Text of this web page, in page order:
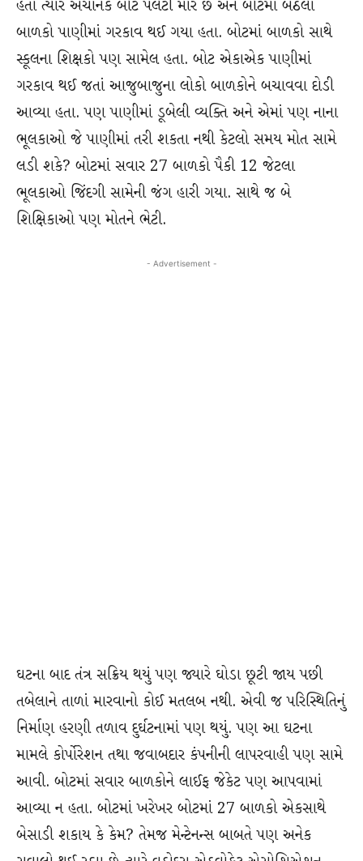
હતા ત્યારે અચાનક બોટ પલટી મારે છે અને બોટમાં બેઠેલા
બાળકો પાણીમાં ગરકાવ થઈ ગયા હતા. બોટમાં બાળકો સાથે
સ્કૂલના શિક્ષકો પણ સામેલ હતા. બોટ એકાએક પાણીમાં
ગરકાવ થઈ જતાં આજુબાજુના લોકો બાળકોને બચાવવા દોડી
આવ્યા હતા. પણ પાણીમાં ડૂબેલી વ્યક્તિ અને એમાં પણ નાના
ભૂલકાઓ જે પાણીમાં તરી શકતા નથી કેટલો સમય મોત સામે
લડી શકે? બોટમાં સવાર 27 બાળકો પૈકી 12 જેટલા
ભૂલકાઓ જિંદગી સામેની જંગ હારી ગયા. સાથે જ બે
શિક્ષિકાઓ પણ મોતને ભેટી.
- Advertisement -
ઘટના બાદ તંત્ર સક્રિય થયું પણ જ્યારે ઘોડા છૂટી જાય પછી
તબેલાને તાળાં મારવાનો કોઈ મતલબ નથી. એવી જ પરિસ્થિતિનું
નિર્માણ હરણી તળાવ દુર્ઘટનામાં પણ થયું. પણ આ ઘટના
મામલે કોર્પોરેશન તથા જવાબદાર કંપનીની લાપરવાહી પણ સામે
આવી. બોટમાં સવાર બાળકોને લાઈફ જેકેટ પણ આપવામાં
આવ્યા ન હતા. બોટમાં ખરેખર બોટમાં 27 બાળકો એકસાથે
બેસાડી શકાય કે કેમ? તેમજ મેન્ટેનન્સ બાબતે પણ અનેક